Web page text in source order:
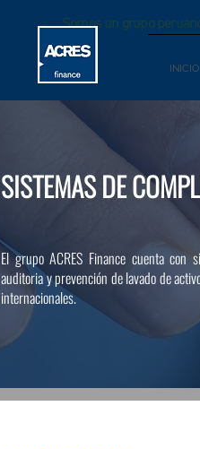
INICIO
Somos un grupo
Perú.
SISTEMAS DE
El grupo ACRES Finance cuenta con
auditoria y prevención de lavado de
internacionales.